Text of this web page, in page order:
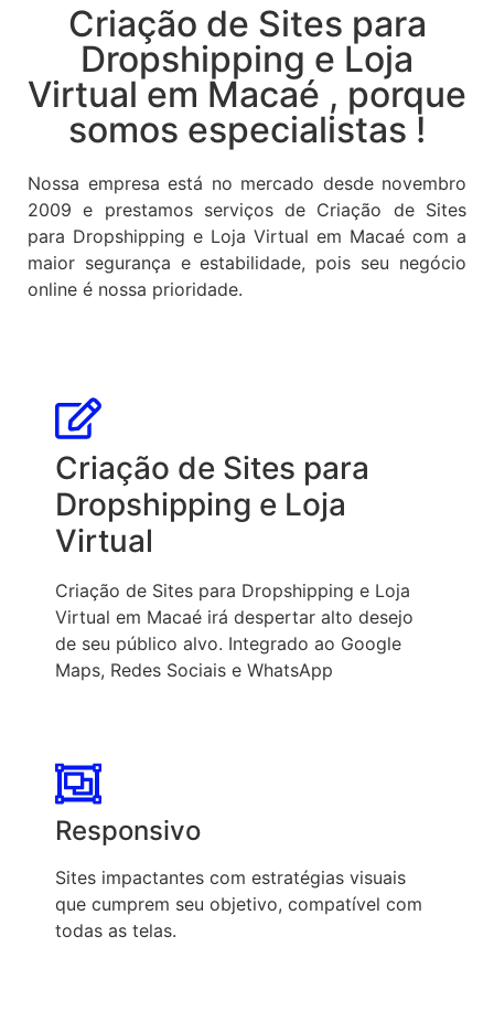
Criação de Sites para
Dropshipping e Loja
Virtual em Macaé , porque
somos especialistas !
Nossa empresa está no mercado desde novembro
2009 e prestamos serviços de Criação de Sites
para Dropshipping e Loja Virtual em Macaé com a
maior segurança e estabilidade, pois seu negócio
online é nossa prioridade.
Criação de Sites para
Dropshipping e Loja
Virtual
Criação de Sites para Dropshipping e Loja
Virtual em Macaé irá despertar alto desejo
de seu público alvo. Integrado ao Google
Maps, Redes Sociais e WhatsApp
Responsivo
Sites impactantes com estratégias visuais
que cumprem seu objetivo, compatível com
todas as telas.